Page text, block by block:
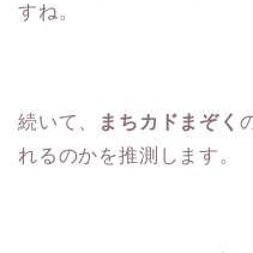
すね。
続いて、 まちカドまぞく
れるのかを推測します。